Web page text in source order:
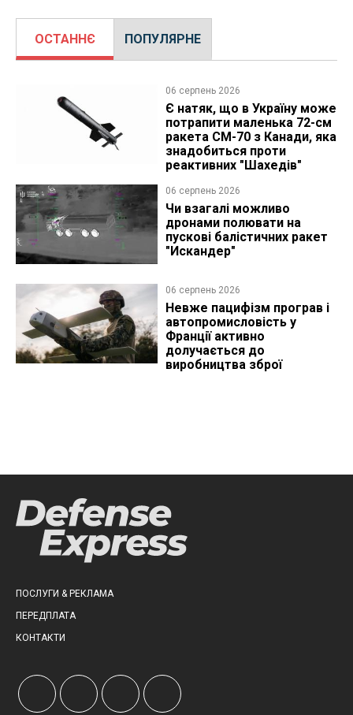
ОСТАННЄ ПОПУЛЯРНЕ
06 серпень 2026
Є натяк, що в Україну може
потрапити маленька 72-см
ракета CM-70 з Канади, яка
знадобиться проти
реактивних "Шахедів"
06 серпень 2026
Чи взагалі можливо
дронами полювати на
пускові балістичних ракет
"Искандер"
06 серпень 2026
Невже пацифізм програв і
автопромисловість у
Франції активно
долучається до
виробництва зброї
ПОСЛУГИ & РЕКЛАМА
ПЕРЕДПЛАТА
КОНТАКТИ